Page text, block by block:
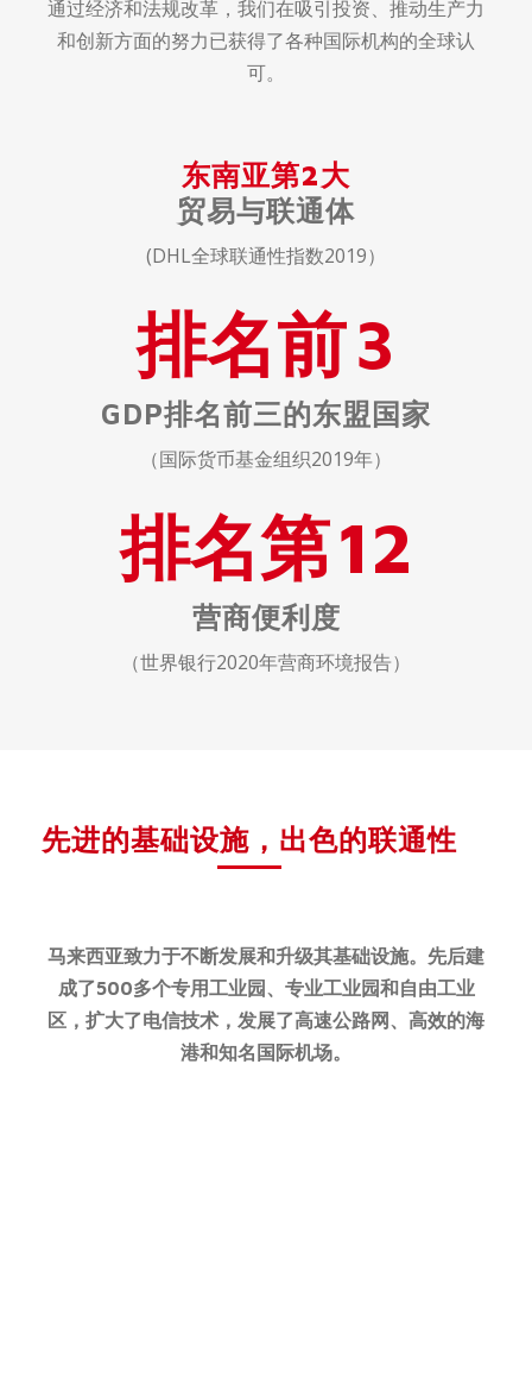
通过经济和法规改革，我们在吸引投资、推动生产力
和创新方面的努力已获得了各种国际机构的全球认
可。
东南亚第2大
贸易与联通体
(DHL全球联通性指数2019）
排名前3
GDP排名前三的东盟国家
（国际货币基金组织2019年）
排名第12
营商便利度
（世界银行2020年营商环境报告）
先进的基础设施，出色的联通性
马来西亚致力于不断发展和升级其基础设施。先后建
成了500多个专用工业园、专业工业园和自由工业
区，扩大了电信技术，发展了高速公路网、高效的海
港和知名国际机场。